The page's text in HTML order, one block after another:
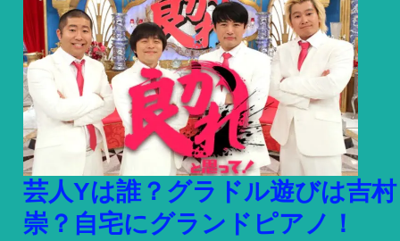
芸人Yは誰？グラドル遊びは吉村
崇？自宅にグランドピアノ！